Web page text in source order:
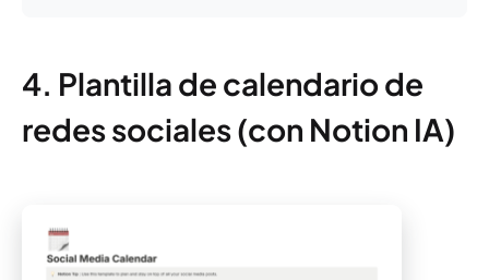
4. Plantilla de calendario de
redes sociales (con Notion IA)